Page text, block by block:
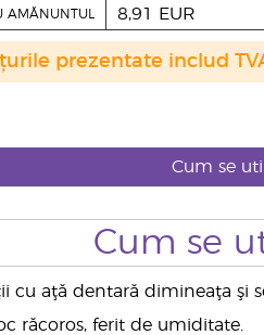
AMĂNUNTUL 8,91 EUR
prezentate includ
Cum se
Cum se
cu aţă dentară dimineaţa şi
răcoros, ferit de umiditate.